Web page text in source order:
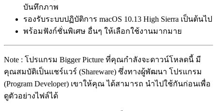
บันทึกภาพ
รองรับระบบปฏิบัติการ macOS 10.13 High Sierra เป็นต้นไป
พร้อมฟังก์ชั่นพิเศษ อื่นๆ ให้เลือกใช้งานมากมาย
Note : โปรแกรม Bigger Picture ที่คุณกำลังจะดาวน์โหลดนี้ มี
คุณสมบัติเป็นแชร์แวร์ (Shareware) ซึ่งทางผู้พัฒนา โปรแกรม
(Program Developer) เขาให้คุณ ได้สามารถ นำไปใช้กันก่อนเพื่อ
ดูตัวอย่างไฟล์ได้